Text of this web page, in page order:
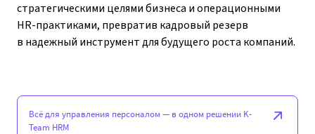
стратегическими целями бизнеса и операционными
HR-практиками, превратив кадровый резерв
в надежный инструмент для будущего роста компаний.
Всё для управления персоналом — в одном решении K-
Team HRM